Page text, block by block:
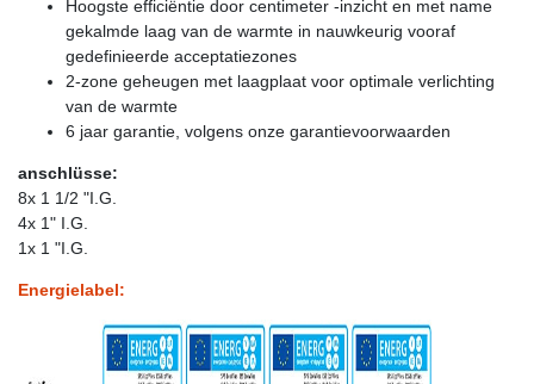
Hoogste efficiëntie door centimeter -inzicht en met name
gekalmde laag van de warmte in nauwkeurig vooraf
gedefinieerde acceptatiezones
2-zone geheugen met laagplaat voor optimale verlichting
van de warmte
6 jaar garantie, volgens onze garantievoorwaarden
anschlüsse:
8x 1 1/2 "I.G.
4x 1" I.G.
1x 1 "I.G.
Energielabel: